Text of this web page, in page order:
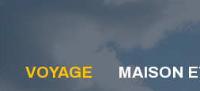
VOYAGE MAISON